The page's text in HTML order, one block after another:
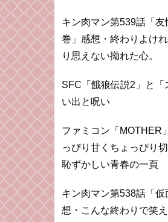
キン肉マン第539話「
巻」感想・終わりよけ
り思えない拗れた心。
SFC「餓狼伝説2」と「
い出と呪い
ファミコン「MOTHER
っぴり甘くちょっぴり
恥ずかしい青春の一頁
キン肉マン第538話「
想・こんな終わりで笑